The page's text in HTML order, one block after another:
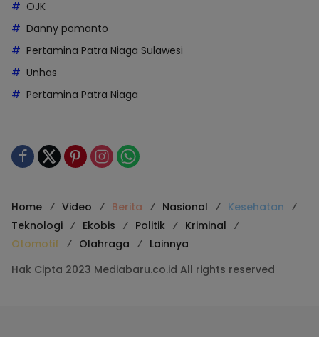
OJK
Danny pomanto
Pertamina Patra Niaga Sulawesi
Unhas
Pertamina Patra Niaga
Home Video Berita Nasional
Kesehatan
Teknologi
Ekobis Politik
Kriminal
Otomotif
Olahraga
Lainnya
Hak Cipta 2023 Mediabaru.co.id All rights reserved